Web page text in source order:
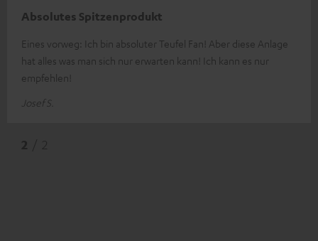
Absolutes Spitzenprodukt
Eines vorweg: Ich bin absoluter Teufel Fan! Aber diese Anlage
hat alles was man sich nur erwarten kann! Ich kann es nur
empfehlen!
Josef S.